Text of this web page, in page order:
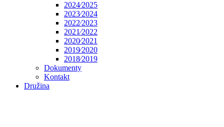
2024⁄2025
2023⁄2024
2022⁄2023
2021⁄2022
2020⁄2021
2019⁄2020
2018⁄2019
Dokumenty
Kontakt
Družina